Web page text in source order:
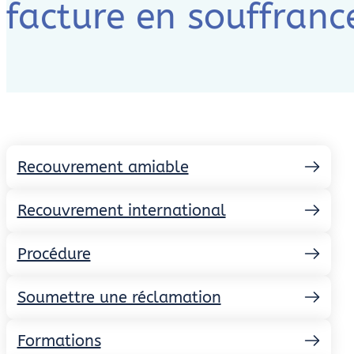
facture en
Recouvrement amiable
Recouvrement international
Procédure
Soumettre une réclamation
Formations